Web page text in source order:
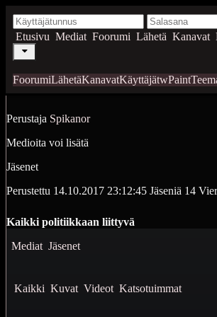
Etusivu Mediat Foorumi Lähetä Kanavat
FoorumiLähetäKanavatKäyttäjätwPaint
Perustaja Spikanor
Medioita voi lisätä
Jäsenet
Perustettu 14.10.2017 23:12:45 Jäseniä 14
Kaikki politiikkaan liittyvä
Mediat Jäsenet
Kaikki Kuvat Videot Katsotuimmat